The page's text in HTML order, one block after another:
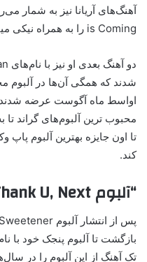
is Coming را به همراه نیکی میناژ منتشر کرد.
اواسط ماه آگوست عرضه شدند.
محبوب ترین آلبوم‌های گراند
تا اون جایزه بهترین آلبوم
کند.
“آلبوم Thank U, Next”